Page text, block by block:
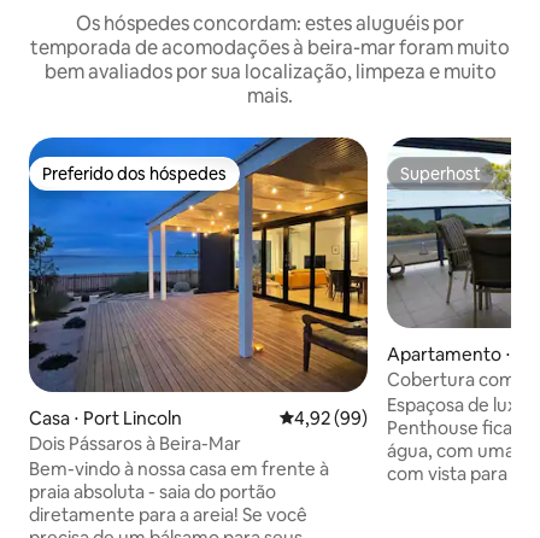
Os hóspedes concordam: estes aluguéis por
temporada de acomodações à beira-mar foram muito
bem avaliados por sua localização, limpeza e muito
mais.
Preferido dos hóspedes
Preferido dos hóspedes
Casa ⋅ Port Lincoln 4,92 de uma avaliação média
4,92 (99)
Dois Pássaros à Beira-Mar
Bem-vindo à nossa casa em frente à
praia absoluta - saia do portão
diretamente para a areia! Se você
Superhost
Superhost
Apartamento ⋅
Cobertura com
Espaçosa de luxo, a Ambience
Penthouse fica a
água, com uma
com vista para a